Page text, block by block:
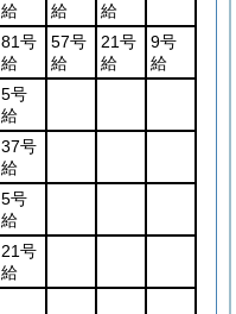
給
給
給
81号
給
57号
給
21号
給
9号
給
5号
給
37号
給
5号
給
21号
給